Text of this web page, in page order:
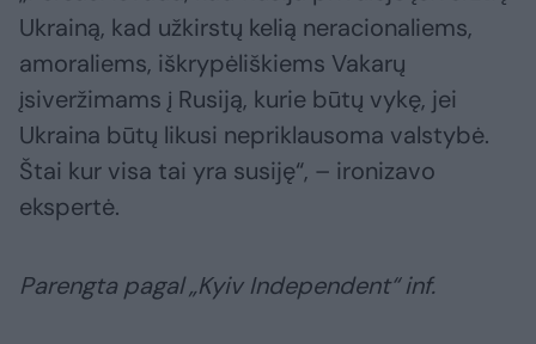
Ukrainą, kad užkirstų kelią neracionaliems,
amoraliems, iškrypėliškiems Vakarų
įsiveržimams į Rusiją, kurie būtų vykę, jei
Ukraina būtų likusi nepriklausoma valstybė.
Štai kur visa tai yra susiję“, – ironizavo
ekspertė.
Parengta pagal „Kyiv Independent“ inf.